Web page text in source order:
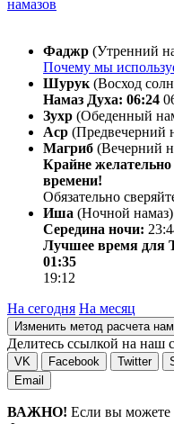
намазов
Фаджр (Утренний
Почему мы
Шурук (Восход
Намаз Духа: 06:24
Зухр (Обеденный
Аср (Предвечерний
Магриб (Вечерний
Крайне
времени!
Обязательно
Иша (Ночной намаз)
Середина ночи:
Лучшее время для
01:35
19:12
На сегодня На месяц
Изменить метод расчета
Делитесь ссылкой на наш
VK Facebook Twitter
Email
ВАЖНО! Если вы можете